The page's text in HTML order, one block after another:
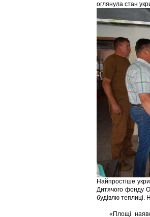
оглянула стан
Найпростіше
Дитячого фонду
будівлю теплиці.
«Площі